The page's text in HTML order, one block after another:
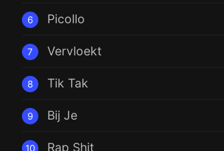
6 Picollo
7 Vervloekt
8 Tik Tak
9 Bij Je
10 Rap Shit